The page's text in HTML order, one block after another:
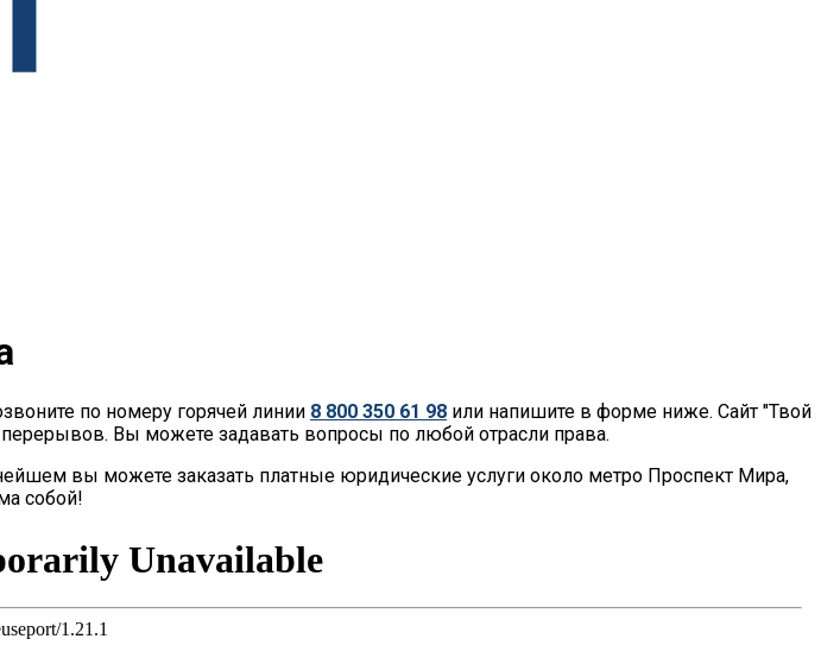
по номеру горячей линии 8 800 350 61 98 или напишите в форме ниже. Сайт "Твой
Вы можете задавать вопросы по любой отрасли права.
вы можете заказать платные юридические услуги около метро Проспект Мира,
собой!